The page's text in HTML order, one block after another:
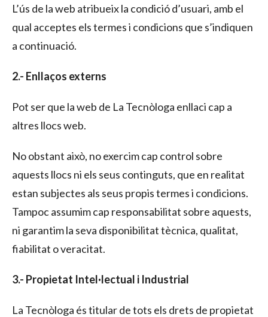
L’ús de la web atribueix la condició d’usuari, amb el
qual acceptes els termes i condicions que s’indiquen
a continuació.
2.- Enllaços externs
Pot ser que la web de La Tecnòloga enllaci cap a
altres llocs web.
No obstant això, no exercim cap control sobre
aquests llocs ni els seus continguts, que en realitat
estan subjectes als seus propis termes i condicions.
Tampoc assumim cap responsabilitat sobre aquests,
ni garantim la seva disponibilitat tècnica, qualitat,
fiabilitat o veracitat.
3.- Propietat Intel·lectual i Industrial
La Tecnòloga és titular de tots els drets de propietat